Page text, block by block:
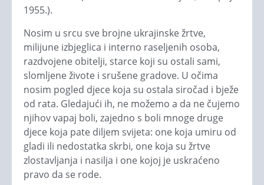
1955.).
Nosim u srcu sve brojne ukrajinske žrtve,
milijune izbjeglica i interno raseljenih osoba,
razdvojene obitelji, starce koji su ostali sami,
slomljene živote i srušene gradove. U očima
nosim pogled djece koja su ostala siročad i bježe
od rata. Gledajući ih, ne možemo a da ne čujemo
njihov vapaj boli, zajedno s boli mnoge druge
djece koja pate diljem svijeta: one koja umiru od
gladi ili nedostatka skrbi, one koja su žrtve
zlostavljanja i nasilja i one kojoj je uskraćeno
pravo da se rode.